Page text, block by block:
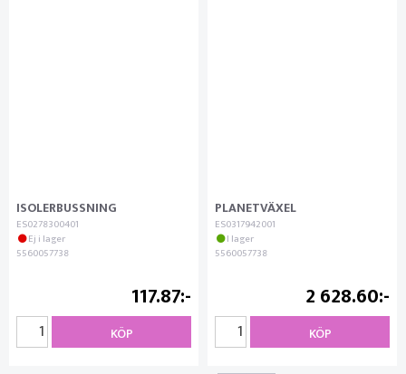
ISOLERBUSSNING
ES0278300401
Ej i lager
5560057738
117.87
KÖP
PLANETVÄXEL
ES0317942001
I lager
5560057738
2 628.60
KÖP